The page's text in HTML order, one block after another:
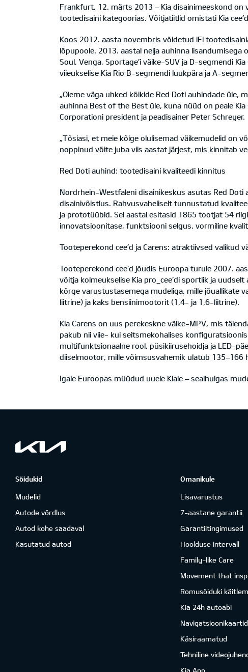
Frankfurt, 12. märts 2013 – Kia disainimeeskond on
tootedisaini kategoorias. Võitjatiitlid omistati Kia
Koos 2012. aasta novembris võidetud iFi
lõpupoole. 2013. aastal nelja auhinna
Soul, Venga, Sportage’i väike-SUV ja D-segmendi
viieukselise Kia Rio B-segmendi luukpära ja A-
„Oleme väga uhked kõikide Red Doti auhindade üle,
auhinna Best of the Best üle, kuna nüüd on peale
Corporationi president ja peadisainer Peter Schreyer.
„Tõsiasi, et meie kõige olulisemad väikemudelid on
noppinud võite juba viis aastat järjest, mis kinnitab
Red Doti auhind: tootedisaini kvaliteedi kinnitus
Nordrhein-Westfaleni disainikeskus asutas Red
disainivõistlus. Rahvusvaheliselt tunnustatud
ja prototüübid. Sel aastal esitasid 1865 tootjat 54
innovatsioonitase, funktsiooni selgus, vormiline
Tooteperekond cee’d ja Carens: atraktiivsed valikud
Tooteperekond cee’d jõudis Euroopa turule 2007.
võitja kolmeukselise Kia pro_cee’di sportlik ja
kõrge varustustasemega mudeliga, mille jõuallikate
liitrine) ja kaks bensiinimootorit (1,4- ja 1,6-liitrine).
Kia Carens on uus perekeskne väike-MPV, mis
pakub nii viie- kui seitsmekohalises
multifunktsionaalne rool, püsikiirusehoidja ja LED-
diiselmootor, mille võimsusvahemik ulatub 135–166
Igale Euroopas müüdud uuele Kiale – sealhulgas
Sõidukid
Mudelid
Autode võrdlus
Autod kohe saadaval
Kasutatud autod
Omanikule
Lisavarustus
7-aastane garantii
Garantiitingimused
Hoolduse intervall
Family-like Care
Movement that
Romusõiduki
Kia 24h autoabi
Käsiraamatud
Tehniline
Kia App